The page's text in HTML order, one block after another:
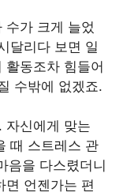
수가 크게 늘었
달리다 보면 일
활동조차 힘들어
수밖에 없겠죠.
자신에게 맞는
때 스트레스 관
음을 다스렸더니
면 언젠가는 편